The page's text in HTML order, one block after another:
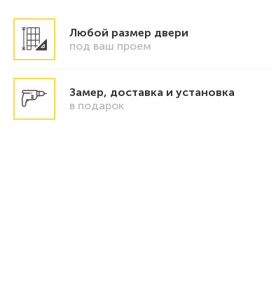
Любой размер двери
под ваш проем
Замер, доставка и установка
в подарок